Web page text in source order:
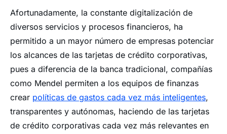
Afortunadamente, la constante digitalización de
diversos servicios y procesos financieros, ha
permitido a un mayor número de empresas potenciar
los alcances de las tarjetas de crédito corporativas,
pues a diferencia de la banca tradicional, compañías
como Mendel permiten a los equipos de finanzas
crear políticas de gastos cada vez más inteligentes,
transparentes y autónomas, haciendo de las tarjetas
de crédito corporativas cada vez más relevantes en